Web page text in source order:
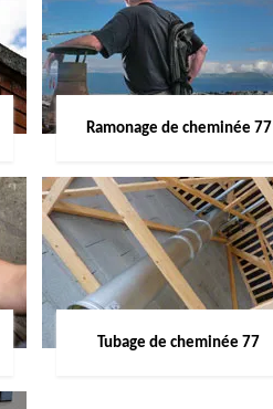
Ramonage de cheminée 77
Tubage de cheminée 77